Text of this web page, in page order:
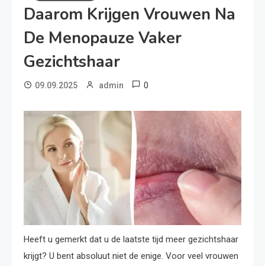
Daarom Krijgen Vrouwen Na
De Menopauze Vaker
Gezichtshaar
09.09.2025 admin 0
Heeft u gemerkt dat u de laatste tijd meer gezichtshaar
krijgt? U bent absoluut niet de enige. Voor veel vrouwen